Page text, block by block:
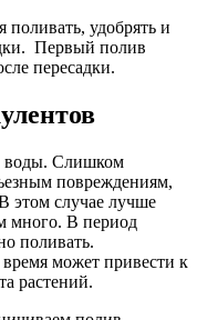
поливать, удобрять и
Первый полив
пересадки.
воды. Слишком
повреждениям,
этом случае лучше
много. В период
поливать.
может привести к
растений.